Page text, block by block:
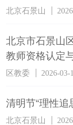
北京石景山
北京市石景山
教师资格认定
区教委 2026-03-
清明节“理性追
北京石景山